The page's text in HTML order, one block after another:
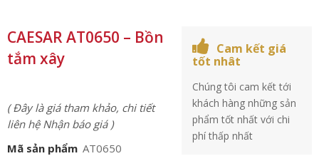
CAESAR AT0650 – Bồn
tắm xây
( Đây là giá tham khảo, chi tiết
liên hệ Nhận báo giá )
Mã sản phẩm AT0650
Cam kết giá
tốt nhât
Chúng tôi cam kết tới
khách hàng những sản
phẩm tốt nhất với chi
phí thấp nhất